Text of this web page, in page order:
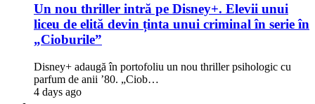
Un nou thriller intră pe Disney+. Elevii unui
liceu de elită devin ținta unui criminal în serie în
„Cioburile”
Disney+ adaugă în portofoliu un nou thriller psihologic cu
parfum de anii ’80. „Ciob…
4 days ago